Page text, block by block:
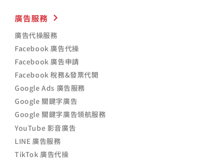
廣告服務
廣告代操服務
Facebook 廣告代操
Facebook 廣告申請
Facebook 稅務&發票代開
Google Ads 廣告服務
Google 關鍵字廣告
Google 關鍵字廣告領航服務
YouTube 影音廣告
LINE 廣告服務
TikTok 廣告代操